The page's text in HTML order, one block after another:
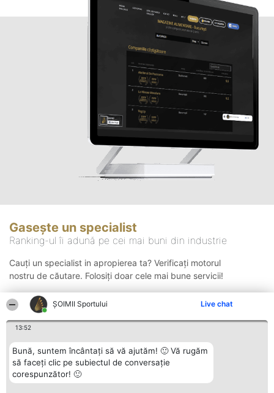
ȘOIMII Sportului Live chat
13:52
Bună, suntem încântați să vă ajutăm! 🙂 Vă rugăm
să faceți clic pe subiectul de conversație
corespunzător! 🙂
Gasește un specialist
Ranking-ul îi adună pe cei mai buni din industrie
Cauți un specialist in apropierea ta? Verificați motorul
nostru de căutare. Folosiți doar cele mai bune servicii!